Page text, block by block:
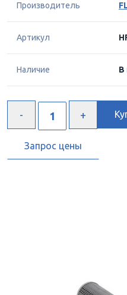
Производитель
Артикул
Наличие В
Запрос цены